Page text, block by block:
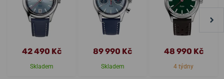
42 490 Kč
Skladem
89 990 Kč
Skladem
48 990 Kč
4 týdny